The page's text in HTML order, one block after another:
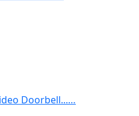
Doorbell...…